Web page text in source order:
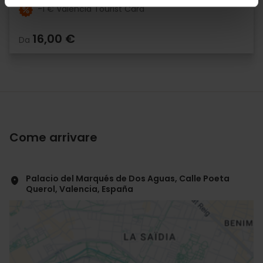
-1 € València Tourist Card
Da 16,00 €
Come arrivare
Palacio del Marqués de Dos Aguas, Calle Poeta
Querol, Valencia, España